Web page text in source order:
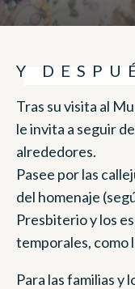
Y
Tras su visita al
le invita a seguir
alrededores.
Pasee por las
del homenaje
Presbiterio y los
temporales, como
Para las familias y